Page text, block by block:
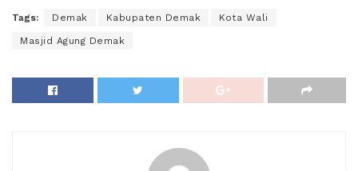
Tags: Demak Kabupaten Demak Kota Wali
Masjid Agung Demak